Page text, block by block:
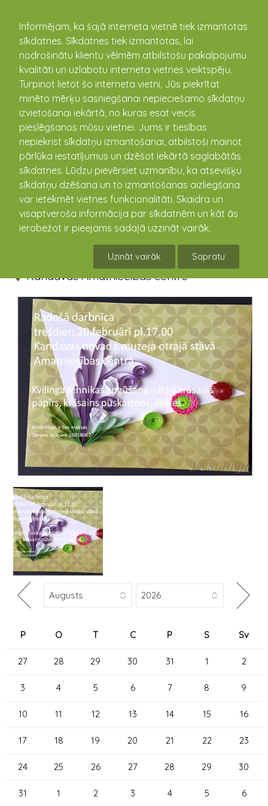
Informējam, ka šajā interneta vietnē tiek izmantotas
sīkdatnes. Sīkdatnes tiek izmantotas, lai
nodrošinātu klientu vēlmēm atbilstošu pakalpojumu
kvalitāti un uzlabotu interneta vietnes veiktspēju.
Turpinot lietot šo interneta vietni, Jūs piekrītat
minēto mērķu sasniegšanai nepieciešamo sīkdatņu
izvietošanai iekārtā, no kuras esat veicis
pieslēgšanos mūsu vietnei. Jums ir tiesības
nepiekrist sīkdatņu izmantošanai, atbilstoši mainot
pārlūka iestatījumus un dzēšot iekārtā saglabātās
sīkdatnes. Lūdzu pievērsiet uzmanību, ka atsevišķu
sīkdatņu dzēšana un to izmantošanas aizliegšana
var ietekmēt vietnes funkcionalitāti. Skaidra un
visaptveroša informācija par sīkdatnēm un kāt ās
ierobežot ir pieejams sadaļā uzzināt vairāk.
Uzināt vairāk Sapratu
kandava.lv
PASĀKUMU
KALENDĀRS
Radošā darbnīca
20.02.2019 17:00 - 19:00
Kandavas Amatniecības centrs
P O T C P S Sv
27 28 29 30 31 1 2
3 4 5 6 7 8 9
10 11 12 13 14 15 16
17 18 19 20 21 22 23
24 25 26 27 28 29 30
31 1 2 3 4 5 6